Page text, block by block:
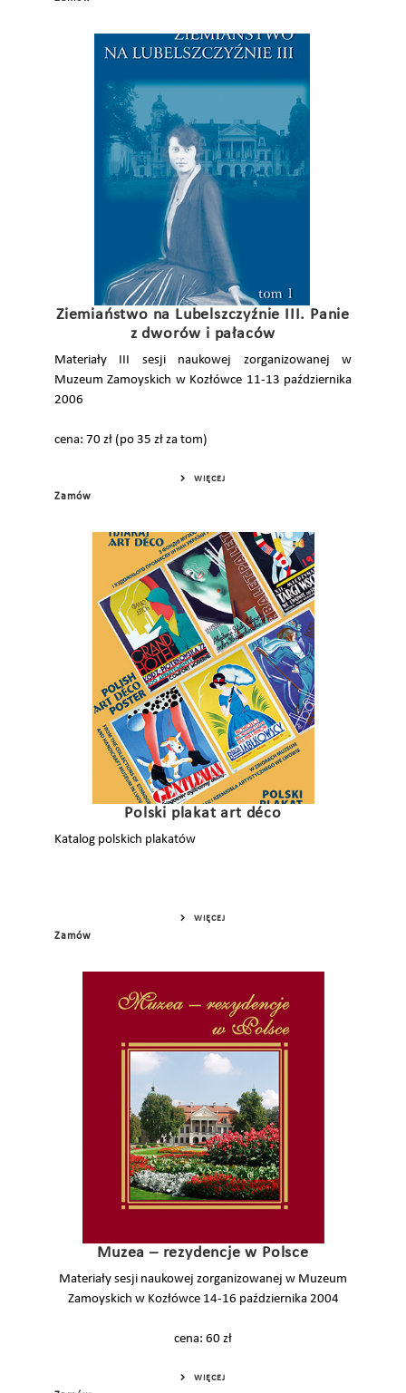
Ziemiaństwo na Lubelszczyźnie III. Panie
z dworów i pałaców
Materiały III sesji naukowej zorganizowanej w
Muzeum Zamoyskich w Kozłówce 11-13 października
2006
cena: 70 zł (po 35 zł za tom)
WIĘCEJ
Zamów
Polski plakat art déco
Katalog polskich plakatów
WIĘCEJ
Zamów
Muzea – rezydencje w Polsce
Materiały sesji naukowej zorganizowanej w Muzeum
Zamoyskich w Kozłówce 14-16 października 2004
cena: 60 zł
WIĘCEJ